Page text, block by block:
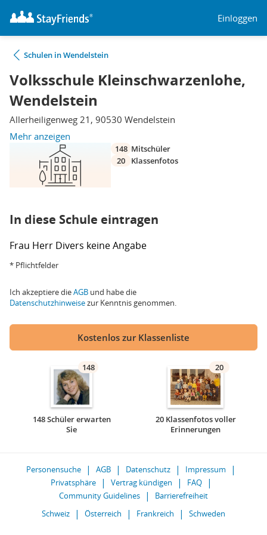
Einloggen
Schulen in Wendelstein
Volksschule Kleinschwarzenlohe,
Wendelstein
Allerheiligenweg 21, 90530 Wendelstein
Mehr anzeigen
148 Mitschüler
20
Klassenfotos
In diese Schule eintragen
Frau Herr Divers keine Angabe
* Pflichtfelder
Ich akzeptiere dieAGB und habe die
Datenschutzhinweisezur Kenntnis genommen.
Kostenlos zur Klassenliste
148
148 Schüler erwarten
Sie
20
20 Klassenfotos voller
Erinnerungen
Personensuche AGB Datenschutz
Impressum
Privatsphäre
Vertrag kündigen
FAQ
Community Guidelines
Barrierefreiheit
Schweiz
Österreich Frankreich Schweden